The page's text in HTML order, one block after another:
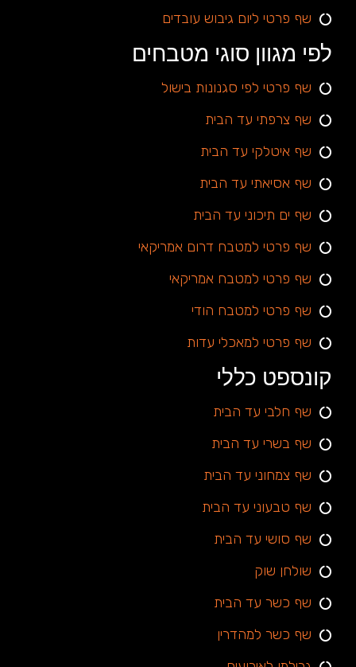
שף פרטי ליום גיבוש עובדים
לפי מגוון סוגי מטבחים
שף פרטי לפי סגנונות בישול
שף צרפתי עד הבית
שף איטלקי עד הבית
שף אסיאתי עד הבית
שף ים תיכוני עד הבית
שף פרטי למטבח דרום אמריקאי
שף פרטי למטבח אמריקאי
שף פרטי למטבח הודי
שף פרטי למאכלי עדות
קונספט כללי
שף חלבי עד הבית
שף בשרי עד הבית
שף צמחוני עד הבית
שף טבעוני עד הבית
שף סושי עד הבית
שולחן שוק
שף כשר עד הבית
שף כשר למהדרין